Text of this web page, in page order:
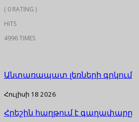
( 0 RATING )
HITS
4996 TIMES
Անտառապատ լեռների գրկում
Հուլիսի 18 2026
Հրեշին հաղթում է գաղափարը